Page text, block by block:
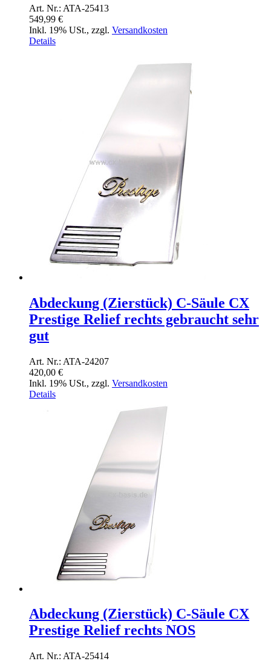
Art. Nr.: ATA-25413
549,99 €
Inkl. 19% USt., zzgl. Versandkosten
Details
Abdeckung (Zierstück) C-Säule CX
Prestige Relief rechts gebraucht sehr
gut
Art. Nr.: ATA-24207
420,00 €
Inkl. 19% USt., zzgl. Versandkosten
Details
Abdeckung (Zierstück) C-Säule CX
Prestige Relief rechts NOS
Art. Nr.: ATA-25414